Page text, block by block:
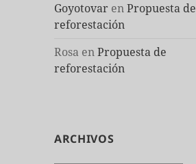
Goyotovar enPropuesta de
reforestación
Rosa enPropuesta de
reforestación
ARCHIVOS